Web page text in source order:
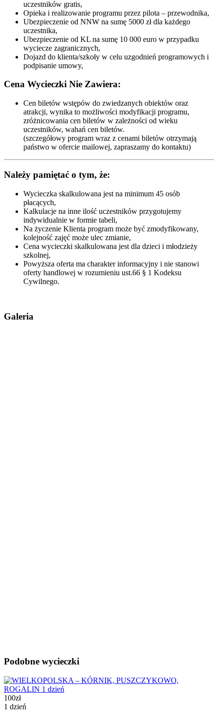
uczestników gratis,
Opieka i realizowanie programu przez pilota – przewodnika,
Ubezpieczenie od NNW na sumę 5000 zł dla każdego
uczestnika,
Ubezpieczenie od KL na sumę 10 000 euro w przypadku
wyciecze zagranicznych,
Dojazd do klienta/szkoły w celu uzgodnień programowych i
podpisanie umowy,
Cena Wycieczki Nie Zawiera:
Cen biletów wstępów do zwiedzanych obiektów oraz
atrakcji, wynika to możliwości modyfikacji programu,
zróżnicowania cen biletów w zależności od wieku
uczestników, wahań cen biletów.
(szczegółowy program wraz z cenami biletów otrzymają
państwo w ofercie mailowej, zapraszamy do kontaktu)
Należy pamiętać o tym, że:
Wycieczka skalkulowana jest na minimum 45 osób
płacących,
Kalkulacje na inne ilość uczestników przygotujemy
indywidualnie w formie tabeli,
Na życzenie Klienta program może być zmodyfikowany,
kolejność zajęć może ulec zmianie,
Cena wycieczki skalkulowana jest dla dzieci i młodzieży
szkolnej,
Powyższa oferta ma charakter informacyjny i nie stanowi
oferty handlowej w rozumieniu ust.66 § 1 Kodeksu
Cywilnego.
Galeria
Podobne wycieczki
100zł
1 dzień